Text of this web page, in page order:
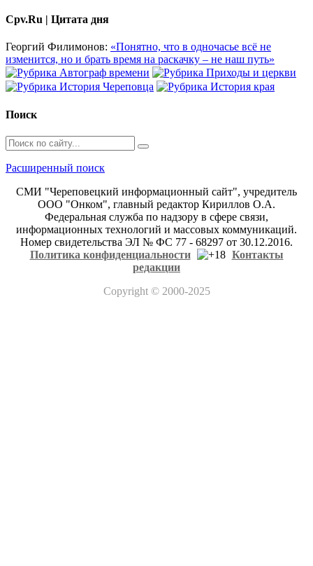
Cpv.Ru | Цитата дня
Георгий Филимонов: «Понятно, что в одночасье всё не
изменится, но и брать время на раскачку – не наш путь»
Поиск
Расширенный поиск
СМИ "Череповецкий информационный сайт", учредитель
ООО "Онком", главный редактор Кириллов О.А.
Федеральная служба по надзору в сфере связи,
информационных технологий и массовых коммуникаций.
Номер свидетельства ЭЛ № ФС 77 - 68297 от 30.12.2016.
Политика конфиденциальности
Контакты
редакции
Copyright© 2000-2025